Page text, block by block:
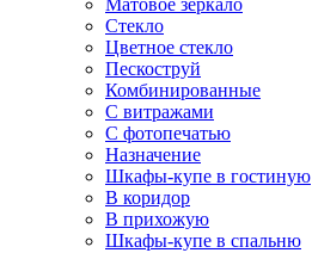
Матовое зеркало
Стекло
Цветное стекло
Пескоструй
Комбинированные
С витражами
С фотопечатью
Назначение
Шкафы-купе в гостиную
В коридор
В прихожую
Шкафы-купе в спальню